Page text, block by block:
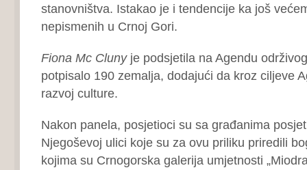
stanovništva. Istakao je i tendencije ka još
nepismenih u Crnoj Gori.
Fiona Mc Cluny je podsjetila na Agendu
potpisalo 190 zemalja, dodajući da kroz ciljeve
razvoj culture.
Nakon panela, posjetioci su sa građanima
Njegoševoj ulici koje su za ovu priliku priredili
kojima su Crnogorska galerija umjetnosti